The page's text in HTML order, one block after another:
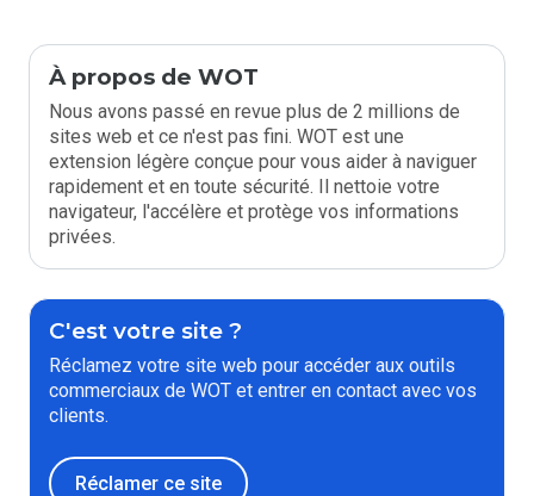
À propos de WOT
Nous avons passé en revue plus de 2 millions de
sites web et ce n'est pas fini. WOT est une
extension légère conçue pour vous aider à naviguer
rapidement et en toute sécurité. Il nettoie votre
navigateur, l'accélère et protège vos informations
privées.
C'est votre site ?
Réclamez votre site web pour accéder aux outils
commerciaux de WOT et entrer en contact avec vos
clients.
Réclamer ce site